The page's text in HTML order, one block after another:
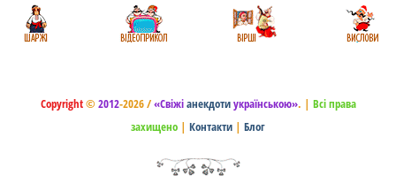
Copyright© 2012-2026 /«Свіжіанекдотиукраїнською». | Всі права
захищено | Контакти | Блог